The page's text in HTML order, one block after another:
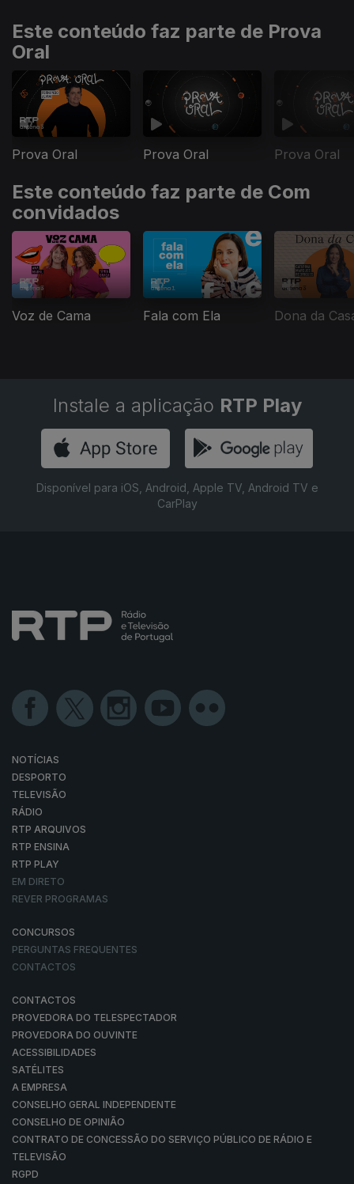
Este conteúdo faz parte de Prova
Oral
Prova Oral Prova Oral Prova Oral
Este conteúdo faz parte de Com
convidados
Voz de Cama Fala com Ela Dona da
Instale a aplicação RTP Play
Disponível para iOS, Android, Apple TV, Android TV e
CarPlay
NOTÍCIAS
DESPORTO
TELEVISÃO
RÁDIO
RTP ARQUIVOS
RTP ENSINA
RTP PLAY
EM DIRETO
REVER PROGRAMAS
CONCURSOS
PERGUNTAS FREQUENTES
CONTACTOS
CONTACTOS
PROVEDORA DO TELESPECTADOR
PROVEDORA DO OUVINTE
ACESSIBILIDADES
SATÉLITES
A EMPRESA
CONSELHO GERAL INDEPENDENTE
CONSELHO DE OPINIÃO
CONTRATO DE CONCESSÃO DO SERVIÇO PÚBLICO DE RÁDIO E
TELEVISÃO
RGPD